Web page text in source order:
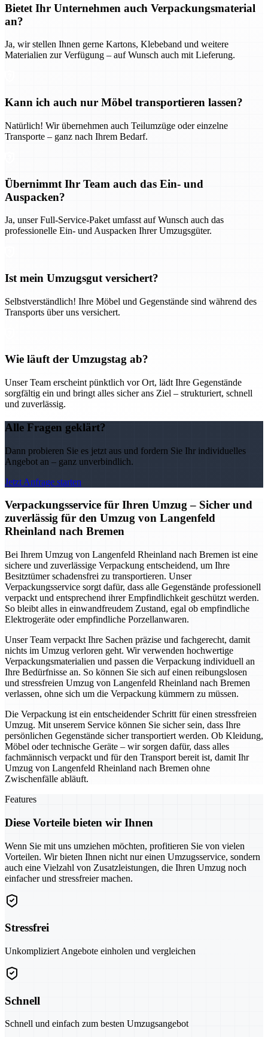
Bietet Ihr Unternehmen auch Verpackungsmaterial
an?
Ja, wir stellen Ihnen gerne Kartons, Klebeband und weitere
Materialien zur Verfügung – auf Wunsch auch mit Lieferung.
Kann ich auch nur Möbel transportieren lassen?
Natürlich! Wir übernehmen auch Teilumzüge oder einzelne
Transporte – ganz nach Ihrem Bedarf.
Übernimmt Ihr Team auch das Ein- und
Auspacken?
Ja, unser Full-Service-Paket umfasst auf Wunsch auch das
professionelle Ein- und Auspacken Ihrer Umzugsgüter.
Ist mein Umzugsgut versichert?
Selbstverständlich! Ihre Möbel und Gegenstände sind während des
Transports über uns versichert.
Wie läuft der Umzugstag ab?
Unser Team erscheint pünktlich vor Ort, lädt Ihre Gegenstände
sorgfältig ein und bringt alles sicher ans Ziel – strukturiert, schnell
und zuverlässig.
Alle Fragen geklärt?
Dann probieren Sie es jetzt aus und fordern Sie Ihr individuelles
Angebot an – ganz unverbindlich.
Jetzt Anfrage starten
Verpackungsservice für Ihren Umzug – Sicher und
zuverlässig für den Umzug von Langenfeld
Rheinland nach Bremen
Bei Ihrem Umzug von Langenfeld Rheinland nach Bremen ist eine
sichere und zuverlässige Verpackung entscheidend, um Ihre
Besitztümer schadensfrei zu transportieren. Unser
Verpackungsservice sorgt dafür, dass alle Gegenstände professionell
verpackt und entsprechend ihrer Empfindlichkeit geschützt werden.
So bleibt alles in einwandfreudem Zustand, egal ob empfindliche
Elektrogeräte oder empfindliche Porzellanwaren.
Unser Team verpackt Ihre Sachen präzise und fachgerecht, damit
nichts im Umzug verloren geht. Wir verwenden hochwertige
Verpackungsmaterialien und passen die Verpackung individuell an
Ihre Bedürfnisse an. So können Sie sich auf einen reibungslosen
und stressfreien Umzug von Langenfeld Rheinland nach Bremen
verlassen, ohne sich um die Verpackung kümmern zu müssen.
Die Verpackung ist ein entscheidender Schritt für einen stressfreien
Umzug. Mit unserem Service können Sie sicher sein, dass Ihre
persönlichen Gegenstände sicher transportiert werden. Ob Kleidung,
Möbel oder technische Geräte – wir sorgen dafür, dass alles
fachmännisch verpackt und für den Transport bereit ist, damit Ihr
Umzug von Langenfeld Rheinland nach Bremen ohne
Zwischenfälle abläuft.
Features
Diese Vorteile bieten wir Ihnen
Wenn Sie mit uns umziehen möchten, profitieren Sie von vielen
Vorteilen. Wir bieten Ihnen nicht nur einen Umzugsservice, sondern
auch eine Vielzahl von Zusatzleistungen, die Ihren Umzug noch
einfacher und stressfreier machen.
Stressfrei
Unkompliziert Angebote einholen und vergleichen
Schnell
Schnell und einfach zum besten Umzugsangebot